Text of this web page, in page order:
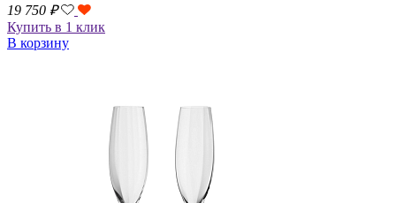
19 750 ₽
Купить в 1 клик
В корзину